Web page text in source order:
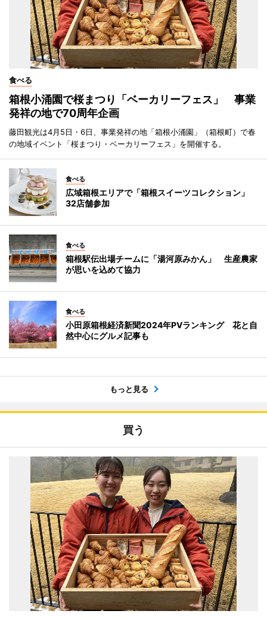
食べる
箱根小涌園で桜まつり「ベーカリーフェス」 事業
発祥の地で70周年企画
藤田観光は4月5日・6日、事業発祥の地「箱根小涌園」（箱根町）で春
の地域イベント「桜まつり・ベーカリーフェス」を開催する。
食べる
広域箱根エリアで「箱根スイーツコレクション」
32店舗参加
食べる
箱根駅伝出場チームに「湯河原みかん」 生産農家
が思いを込めて協力
食べる
小田原箱根経済新聞2024年PVランキング 花と自
然中心にグルメ記事も
もっと見る
買う